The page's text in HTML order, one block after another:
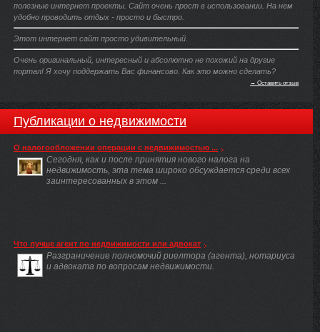
полезные интернет проекты. Сайт очень прост в использовании. На нем
удобно проводить отдых - просто и быстро.
Этот интернет сайт просто удивительный.
Очень оригинальный, интересный и абсолютно не похожий на другие
портал! Я хочу поддержать Вас финансово. Как это можно сделать?
→ Оставить отзыв
Публикации о недвижимости
О налогообложении операции с недвижимостью ...
Сегодня, как и после принятия нового налога на
недвижимость, эта тема широко обсуждается среди всех
заинтересованных в этом ...
Что лучше агент по недвижимости или адвокат
Разграничение полномочий риелтора (агента), нотариуса
и адвоката по вопросам недвижимости.